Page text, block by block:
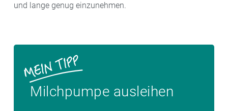
und lange genug einzunehmen.
Milchpumpe ausleihen